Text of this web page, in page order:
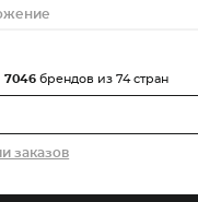
заказов
7046 брендов из 74 стран